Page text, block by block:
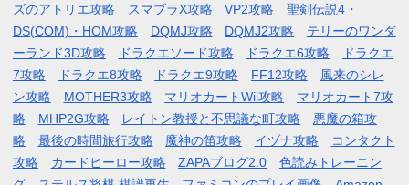
ズのアトリエ攻略
スマブラX攻略 VP2攻略
聖剣伝説4・
DS(COM)・HOM攻略
DQMJ攻略 DQMJ2攻略
テリーのワンダ
ーランド3D攻略
ドラクエソード攻略 ドラクエ6攻略
ドラクエ
7攻略
ドラクエ8攻略 ドラクエ9攻略 FF12攻略
風来のシレ
ン攻略
MOTHER3攻略 マリオカートWii攻略
マリオカート7攻
略
MHP2G攻略 レイトン教授と不思議な町攻略
悪魔の箱攻
略
最後の時間旅行攻略 魔神の笛攻略 イヅナ攻略
コンタクト
攻略
カードヒーロー攻略 ZAPAブログ2.0
色読みトレーニン